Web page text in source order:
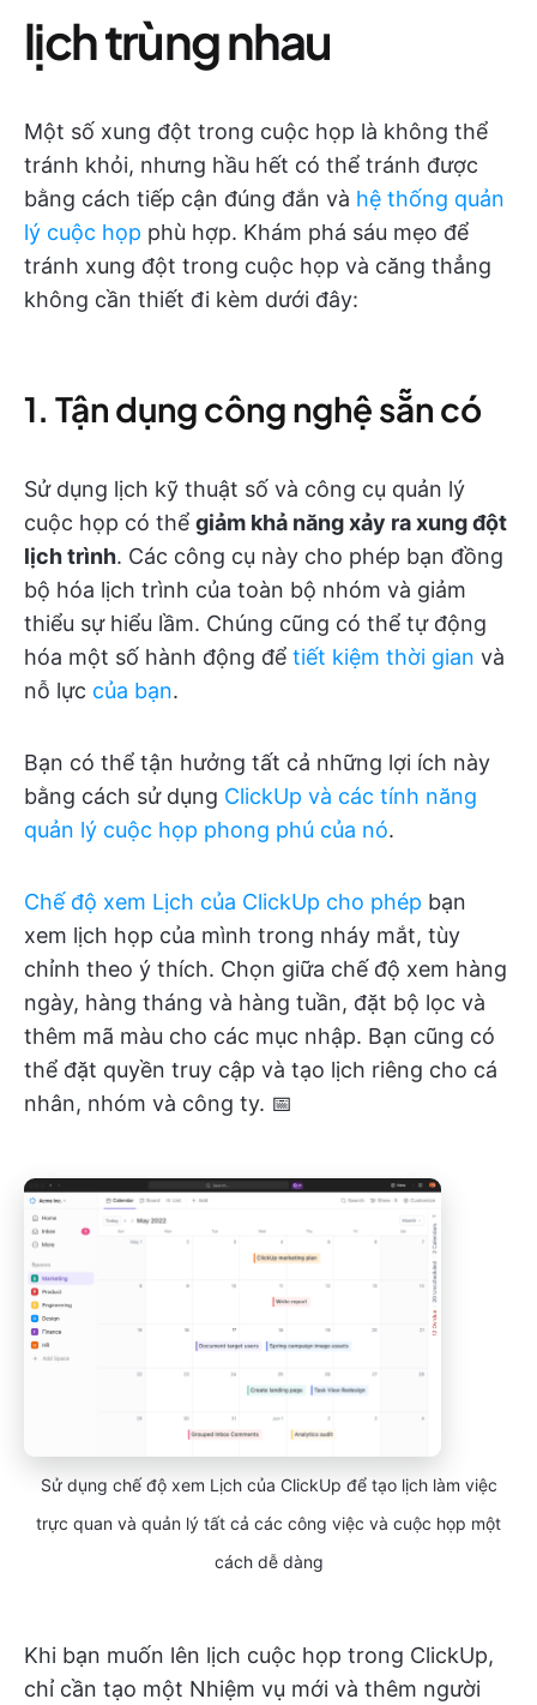
lịch trùng nhau
Một số xung đột trong cuộc họp là không thể
tránh khỏi, nhưng hầu hết có thể tránh được
bằng cách tiếp cận đúng đắn và hệ thống quản
lý cuộc họp phù hợp. Khám phá sáu mẹo để
tránh xung đột trong cuộc họp và căng thẳng
không cần thiết đi kèm dưới đây:
1. Tận dụng công nghệ sẵn có
Sử dụng lịch kỹ thuật số và công cụ quản lý
cuộc họp có thể giảm khả năng xảy ra xung đột
lịch trình. Các công cụ này cho phép bạn đồng
bộ hóa lịch trình của toàn bộ nhóm và giảm
thiểu sự hiểu lầm. Chúng cũng có thể tự động
hóa một số hành động để tiết kiệm thời gian và
nỗ lực của bạn.
Bạn có thể tận hưởng tất cả những lợi ích này
bằng cách sử dụng ClickUp và các tính năng
quản lý cuộc họp phong phú của nó.
Chế độ xem Lịch của ClickUp cho phép bạn
xem lịch họp của mình trong nháy mắt, tùy
chỉnh theo ý thích. Chọn giữa chế độ xem hàng
ngày, hàng tháng và hàng tuần, đặt bộ lọc và
thêm mã màu cho các mục nhập. Bạn cũng có
thể đặt quyền truy cập và tạo lịch riêng cho cá
nhân, nhóm và công ty. 📅
Sử dụng chế độ xem Lịch của ClickUp để tạo lịch làm việc
trực quan và quản lý tất cả các công việc và cuộc họp một
cách dễ dàng
Khi bạn muốn lên lịch cuộc họp trong ClickUp,
chỉ cần tạo một Nhiệm vụ mới và thêm người